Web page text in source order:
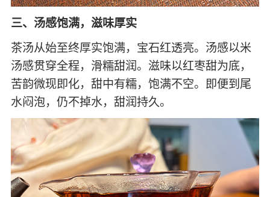
三、汤感饱满，滋味厚实
茶汤从始至终厚实饱满，宝石红透亮。汤感以米
汤感贯穿全程，滑糯甜润。滋味以红枣甜为底，
苦韵微现即化，甜中有糯，饱满不空。即便到尾
水闷泡，仍不掉水，甜润持久。